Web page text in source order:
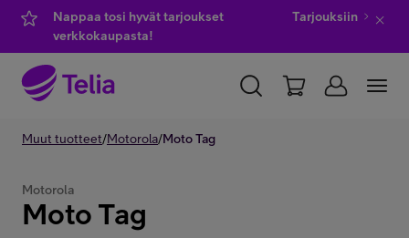
Nappaa tosi hyvät tarjoukset
verkkokaupasta!
Tarjouksiin
YKSITYISILLE YRITYKSILLE WHOLESALE
Muut tuotteet/Motorola/Moto Tag
Motorola
Moto Tag